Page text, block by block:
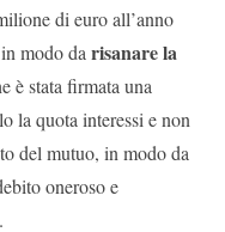
di euro all’anno
modo darisanare la
è stata firmata una
la quota interessi e non
del mutuo, in modo da
oneroso e